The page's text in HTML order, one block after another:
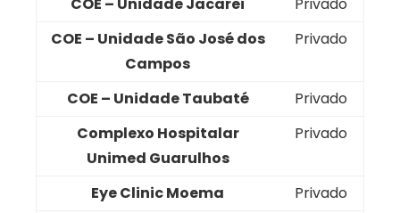
COE – Unidade São José dos
Campos
Privado
COE – Unidade Taubaté
Privado
Complexo Hospitalar
Unimed Guarulhos
Privado
Eye Clinic Moema
Privado